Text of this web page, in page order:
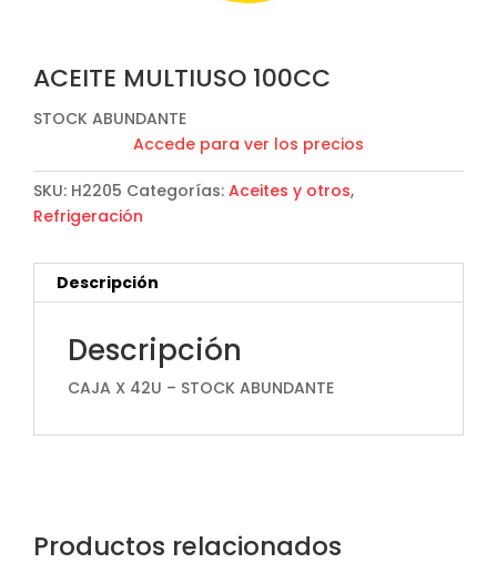
ACEITE MULTIUSO 100CC
STOCK ABUNDANTE
Accede para ver los precios
SKU: H2205 Categorías: Aceites y otros,
Refrigeración
Descripción
Descripción
CAJA X 42U – STOCK ABUNDANTE
Productos relacionados